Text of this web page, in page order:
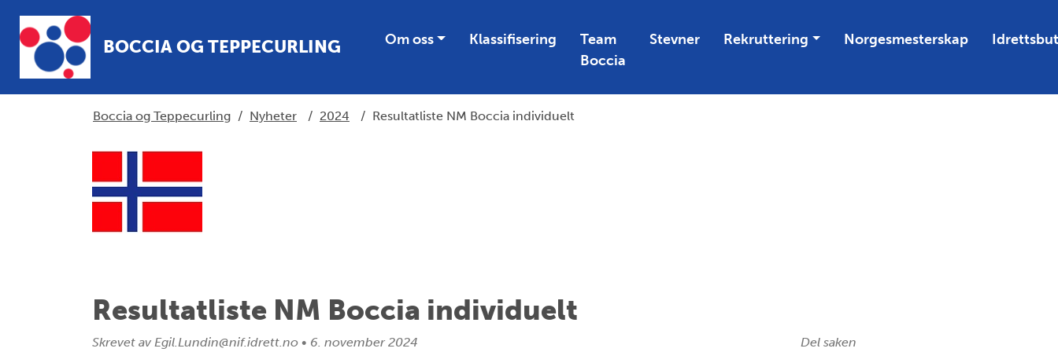
BOCCIA OG TEPPECURLING Om oss Klassifisering
Team
Boccia
Stevner Rekruttering Norgesmesterskap
Boccia og Teppecurling / Nyheter / 2024 / Resultatliste NM Boccia individuelt
Resultatliste NM Boccia individuelt
Skrevet av Egil.Lundin@nif.idrett.no • 6. november 2024 Del saken